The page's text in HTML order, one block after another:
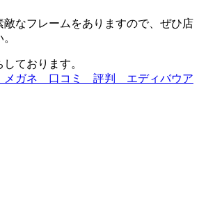
敵なフレームをありますので、ぜひ店
ております。